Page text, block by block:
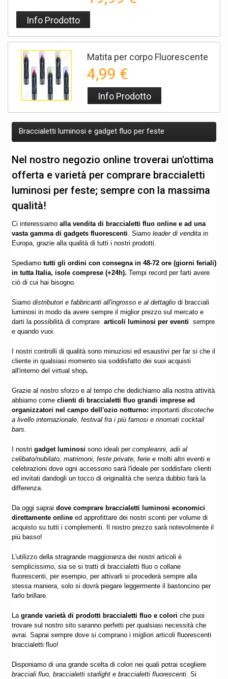
Info Prodotto
Matita per corpo Fluorescente
4,99 €
Info Prodotto
Braccialetti luminosi e gadget fluo per feste
Nel nostro negozio online troverai un'ottima
offerta e varietà per comprare braccialetti
luminosi per feste; sempre con la massima
qualità!
Ci interessiamo alla vendita di braccialetti fluo online e ad una
vasta gamma di gadgets fluorescenti. Siamo leader di vendita in
Europa, grazie alla qualità di tutti i nostri prodotti.
Spediamo tutti gli ordini con consegna in 48-72 ore (giorni feriali)
in tutta Italia, isole comprese (+24h). Tempi record per farti avere
ciò di cui hai bisogno.
Siamo distributori e fabbricanti all'ingrosso e al dettaglio di bracciali
luminosi in modo da avere sempre il miglior prezzo sul mercato e
darti la possibilità di comprare articoli luminosi per eventi sempre
e quando vuoi.
I nostri controlli di qualità sono minuziosi ed esaustivi per far si che il
cliente in qualsiasi momento sia soddisfatto dei suoi acquisti
all'interno del virtual shop.
Grazie al nostro sforzo e al tempo che dedichiamo alla nostra attività
abbiamo come clienti di braccialetti fluo grandi imprese ed
organizzatori nel campo dell'ozio notturno: importanti discoteche
a livello internazionale, festival fra i più famosi e rinomati cocktail
bars.
I nostri gadget luminosi sono ideali per compleanni, adii al
celibato/nubilato, matrimoni, feste private, ferie e molti altri eventi e
celebrazioni dove ogni accessorio sarà l'ideale per soddisfare clienti
ed invitati dandogli un tocco di originalità che senza dubbio farà la
differenza.
Da oggi saprai dove comprare braccialetti luminosi economici
direttamente online ed approfittare dei nostri sconti per volume di
acquisto su tutti i complementi. Il nostro prezzo sarà notevolmente il
più basso!
L'utilizzo della stragrande maggioranza dei nostri articoli è
semplicissimo, sia se si tratti di braccialetti fluo o collane
fluorescenti, per esempio, per attivarli si procederà sempre alla
stessa maniera, solo si dovrà piegare leggermente il bastoncino per
farlo brillare.
La grande varietà di prodotti braccialetti fluo e colori che puoi
trovare sul nostro sito saranno perfetti per qualsiasi necessità che
avrai. Saprai sempre dove si comprano i migliori articoli fluorescenti
braccialetti fluo!
Disponiamo di una grande scelta di colori nei quali potrai scegliere
bracciali fluo, braccialetti starlight e braccialetti fluorescenti. Si